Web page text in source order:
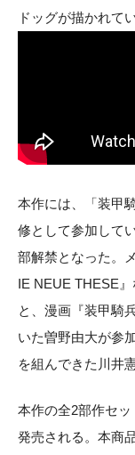
ドッグが描かれて
本作には、「装甲
修として参加して
部解禁となった。
IE NEUE THESE
と、漫画『装甲騎
いた曽野由大が参
を組んできた川井
本作の全2部作セ
発売される。本商